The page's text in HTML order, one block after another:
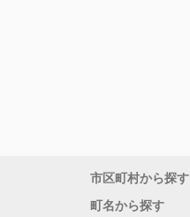
市区町村から探す
町名から探す